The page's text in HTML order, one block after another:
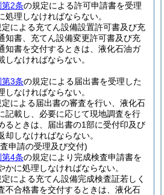
2条の規定による許可申請書を受理
処理しなければならない。
定による充てん設備設置許可書及び充
知書、充てん設備変更許可書及び充
知書を交付するときは、液化石油ガ
しなければならない。
3条の規定による届出書を受理した
しなければならない。
定による届出書の審査を行い、液化石
記載し、必要に応じて現地調査を行
るときは、届出書の1部に受付印及び
却しなければならない。
申請の受理及び交付)
4条の規定により完成検査申請書を
かに処理しなければならない。
による充てん設備完成検査証若しく
不合格書を交付するときは、液化石